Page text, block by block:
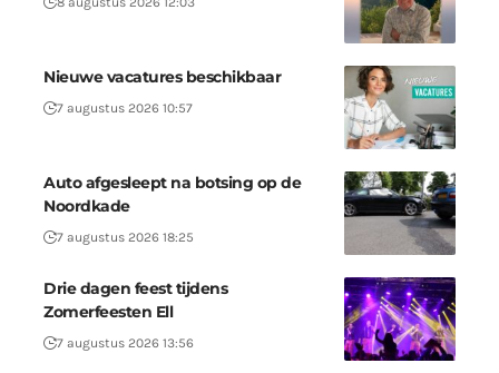
Nieuwe vacatures beschikbaar
7 augustus 2026 10:57
Auto afgesleept na botsing op de
Noordkade
7 augustus 2026 18:25
Drie dagen feest tijdens
Zomerfeesten Ell
7 augustus 2026 13:56